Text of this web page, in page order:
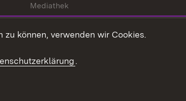
Mediathek
können, verwenden wir Cookies.
.